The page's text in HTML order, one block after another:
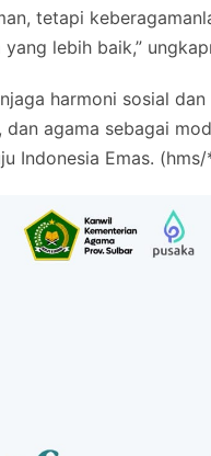
tetapi
lebih baik,”
harmoni sosial
agama sebagai
Indonesia Emas.